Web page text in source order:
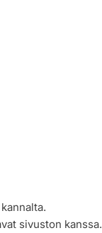
sivuston kanssa.